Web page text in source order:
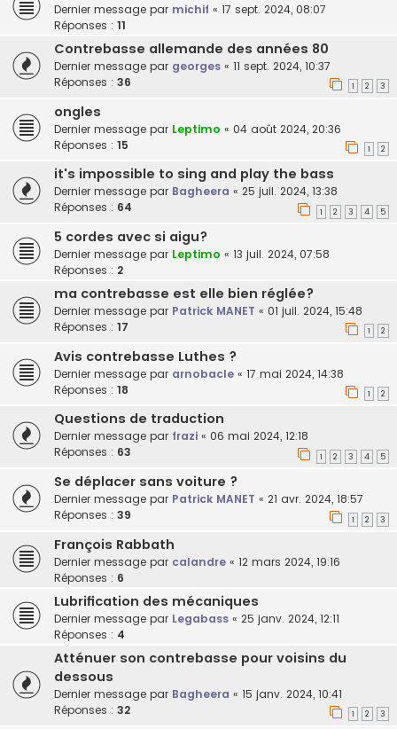
Dernier message par michif « 17 sept. 2024, 08:07
Réponses : 11
Contrebasse allemande des années 80
Dernier message par georges « 11 sept. 2024, 10:37
Réponses : 36 1 2 3
ongles
Dernier message par Leptimo « 04 août 2024, 20:36
Réponses : 15 1 2
it's impossible to sing and play the bass
Dernier message par Bagheera « 25 juil. 2024, 13:38
Réponses : 64 1 2 3 4 5
5 cordes avec si aigu?
Dernier message par Leptimo « 13 juil. 2024, 07:58
Réponses : 2
ma contrebasse est elle bien réglée?
Dernier message par Patrick MANET « 01 juil. 2024, 15:48
Réponses : 17 1 2
Avis contrebasse Luthes ?
Dernier message par arnobacle « 17 mai 2024, 14:38
Réponses : 18 1 2
Questions de traduction
Dernier message par frazi « 06 mai 2024, 12:18
Réponses : 63 1 2 3 4 5
Se déplacer sans voiture ?
Dernier message par Patrick MANET « 21 avr. 2024, 18:57
Réponses : 39 1 2 3
François Rabbath
Dernier message par calandre « 12 mars 2024, 19:16
Réponses : 6
Lubrification des mécaniques
Dernier message par Legabass « 25 janv. 2024, 12:11
Réponses : 4
Atténuer son contrebasse pour voisins du
dessous
Dernier message par Bagheera « 15 janv. 2024, 10:41
Réponses : 32 1 2 3